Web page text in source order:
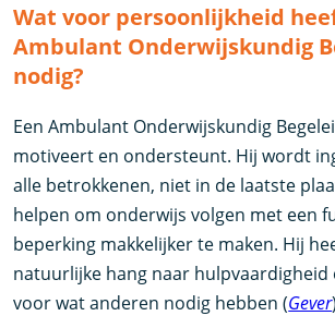
Wat voor persoonlijkheid
Ambulant Onderwijskundig
nodig?
Een Ambulant Onderwijskundig
motiveert en ondersteunt. Hij wordt
alle betrokkenen, niet in de laatste
helpen om onderwijs volgen met een
beperking makkelijker te maken. Hij
natuurlijke hang naar
voor wat anderen nodig hebben (Gever